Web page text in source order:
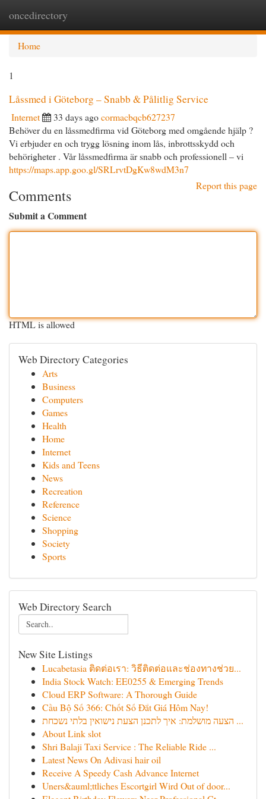
oncedirectory
Home
1
Låssmed i Göteborg – Snabb & Pålitlig Service
Internet 33 days agocormacbqcb627237
Behöver du en låssmedfirma vid Göteborg med omgående hjälp ?
Vi erbjuder en och trygg lösning inom lås, inbrottsskydd och
behörigheter . Vår låssmedfirma är snabb och professionell – vi
https://maps.app.goo.gl/SRLrvtDgKw8wdM3n7
Report this page
Comments
Submit a Comment
HTML is allowed
Web Directory Categories
Arts
Business
Computers
Games
Health
Home
Internet
Kids and Teens
News
Recreation
Reference
Science
Shopping
Society
Sports
Web Directory Search
New Site Listings
Lucabetasia ติดต่อเรา: วิธีติดต่อและช่องทางช่วย...
India Stock Watch: EE0255 & Emerging Trends
Cloud ERP Software: A Thorough Guide
Cầu Bộ Số 366: Chốt Số Đắt Giá Hôm Nay!
הצעה מושלמת: איך לתכנן הצעת נישואין בלתי נשכחת ...
About Link slot
Shri Balaji Taxi Service : The Reliable Ride ...
Latest News On Adivasi hair oil
Receive A Speedy Cash Advance Internet
Uners&auml;ttliches Escortgirl Wird Out of door...